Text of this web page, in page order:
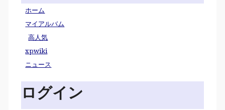
ホーム
マイアルバム
高人気
xpwiki
ニュース
ログイン